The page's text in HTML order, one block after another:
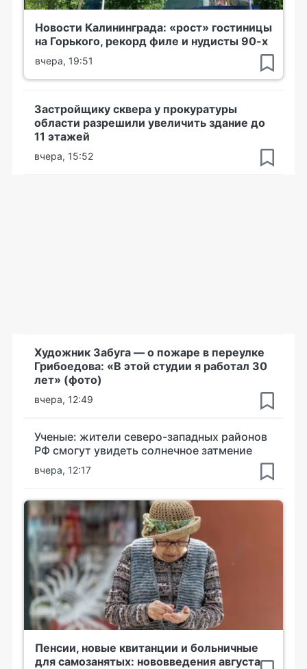
Новости Калининграда: «рост» гостиницы
на Горького, рекорд филе и нудисты 90-х
вчера, 19:51
Застройщику сквера у прокуратуры
области разрешили увеличить здание до
11 этажей
вчера, 15:52
Художник Забуга — о пожаре в переулке
Грибоедова: «В этой студии я работал 30
лет» (фото)
вчера, 12:49
Ученые: жители северо-западных районов
РФ смогут увидеть солнечное затмение
вчера, 12:17
Пенсии, новые квитанции и больничные
для самозанятых: нововведения августа